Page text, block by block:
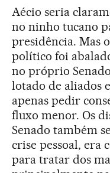
Aécio seria
no ninho tucano
presidência. Mas
político foi
no próprio
lotado de aliados
apenas pedir
fluxo menor. Os
Senado também
crise pessoal, era
para tratar dos